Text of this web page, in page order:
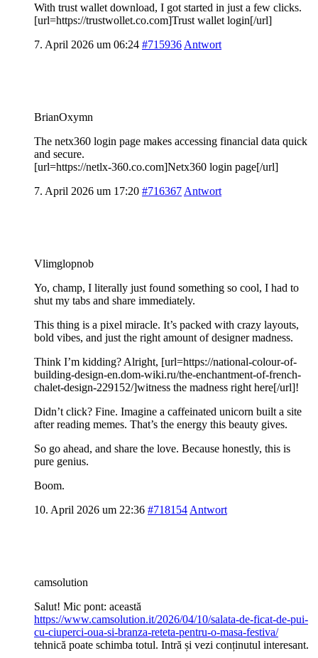
With trust wallet download, I got started in just a few clicks.
[url=https://trustwollet.co.com]Trust wallet login[/url]
7. April 2026 um 06:24 #715936 Antwort
BrianOxymn
The netx360 login page makes accessing financial data quick
and secure.
[url=https://netlx-360.co.com]Netx360 login page[/url]
7. April 2026 um 17:20 #716367 Antwort
Vlimglopnob
Yo, champ, I literally just found something so cool, I had to
shut my tabs and share immediately.
This thing is a pixel miracle. It’s packed with crazy layouts,
bold vibes, and just the right amount of designer madness.
Think I’m kidding? Alright, [url=https://national-colour-of-
building-design-en.dom-wiki.ru/the-enchantment-of-french-
chalet-design-229152/]witness the madness right here[/url]!
Didn’t click? Fine. Imagine a caffeinated unicorn built a site
after reading memes. That’s the energy this beauty gives.
So go ahead, and share the love. Because honestly, this is
pure genius.
Boom.
10. April 2026 um 22:36 #718154 Antwort
camsolution
Salut! Mic pont: această
https://www.camsolution.it/2026/04/10/salata-de-ficat-de-pui-
cu-ciuperci-oua-si-branza-reteta-pentru-o-masa-festiva/
tehnică poate schimba totul. Intră și vezi conținutul interesant.